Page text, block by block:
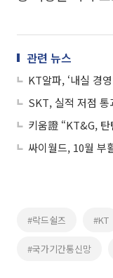
관련 뉴스
SKT, 실적 저점
#락드쉴즈 #KT
#국가기간통신망